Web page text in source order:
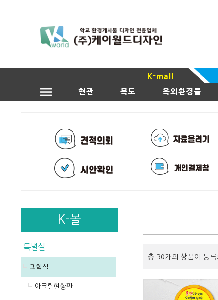
K-mall
현관
복도 옥외환경물
K-몰
특별실
과학실
아크릴현황판
총 30개의 상품이 등